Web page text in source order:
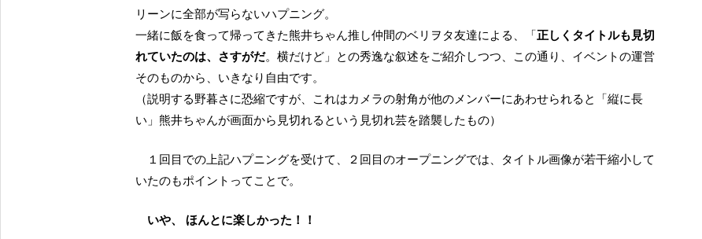
リーンに全部が写らないハプニング。
一緒に飯を食って帰ってきた熊井ちゃん推し仲間のベリヲタ友達による、「正しくタイトルも見切
れていたのは、さすがだ。横だけど」との秀逸な叙述をご紹介しつつ、この通り、イベントの運営
そのものから、いきなり自由です。
（説明する野暮さに恐縮ですが、これはカメラの射角が他のメンバーにあわせられると「縦に長
い」熊井ちゃんが画面から見切れるという見切れ芸を踏襲したもの）
１回目での上記ハプニングを受けて、２回目のオープニングでは、タイトル画像が若干縮小して
いたのもポイントってことで。
いや、 ほんとに楽しかった！！